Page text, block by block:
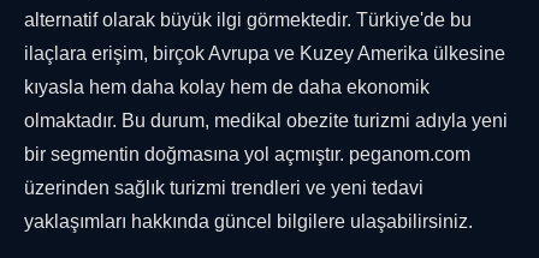
alternatif olarak büyük ilgi görmektedir. Türkiye'de bu
ilaçlara erişim, birçok Avrupa ve Kuzey Amerika ülkesine
kıyasla hem daha kolay hem de daha ekonomik
olmaktadır. Bu durum, medikal obezite turizmi adıyla yeni
bir segmentin doğmasına yol açmıştır. peganom.com
üzerinden sağlık turizmi trendleri ve yeni tedavi
yaklaşımları hakkında güncel bilgilere ulaşabilirsiniz.